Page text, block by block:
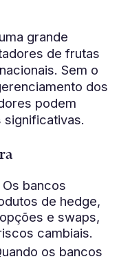
grande
de frutas
Sem o
dos
podem
Os bancos
de hedge,
e swaps,
cambiais.
os bancos